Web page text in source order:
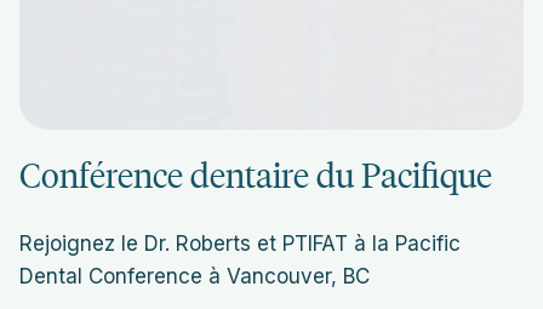
Conférence dentaire du Pacifique
Rejoignez le Dr. Roberts et PTIFAT à la Pacific
Dental Conference à Vancouver, BC